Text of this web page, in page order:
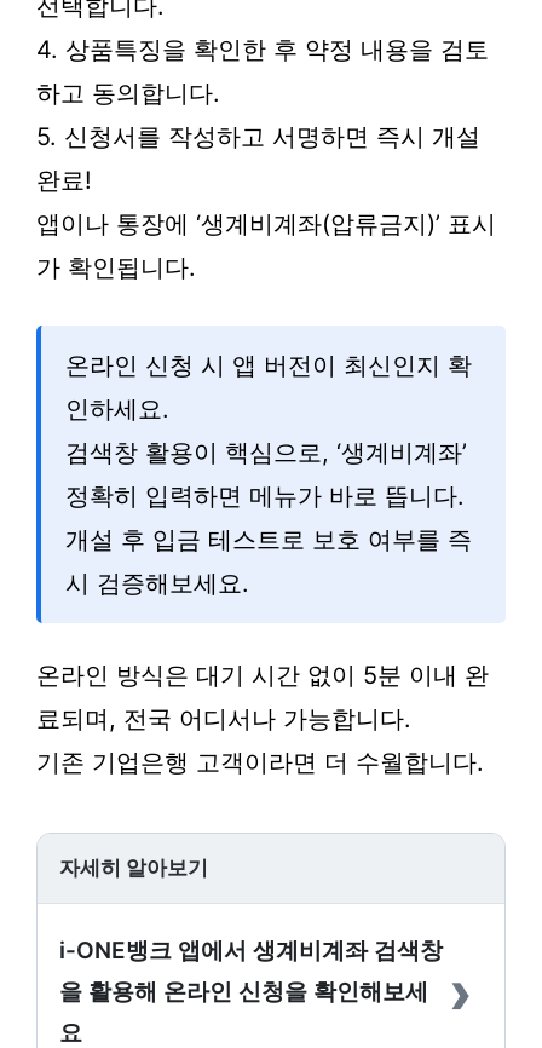
선택합니다.
4. 상품특징을 확인한 후 약정 내용을 검토
하고 동의합니다.
5. 신청서를 작성하고 서명하면 즉시 개설
완료!
앱이나 통장에 ‘생계비계좌(압류금지)’ 표시
가 확인됩니다.
온라인 신청 시 앱 버전이 최신인지 확
인하세요.
검색창 활용이 핵심으로, ‘생계비계좌’
정확히 입력하면 메뉴가 바로 뜹니다.
개설 후 입금 테스트로 보호 여부를 즉
시 검증해보세요.
온라인 방식은 대기 시간 없이 5분 이내 완
료되며, 전국 어디서나 가능합니다.
기존 기업은행 고객이라면 더 수월합니다.
자세히 알아보기
i-ONE뱅크 앱에서 생계비계좌 검색창
을 활용해 온라인 신청을 확인해보세
요
›